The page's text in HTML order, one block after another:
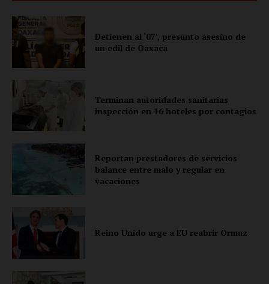
Mi cuenta
Detienen al ‘07’, presunto asesino de
un edil de Oaxaca
Terminan autoridades sanitarias
inspección en 16 hoteles por contagios
Reportan prestadores de servicios
balance entre malo y regular en
vacaciones
Reino Unido urge a EU reabrir Ormuz